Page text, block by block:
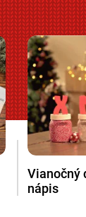
Vianočný
nápis